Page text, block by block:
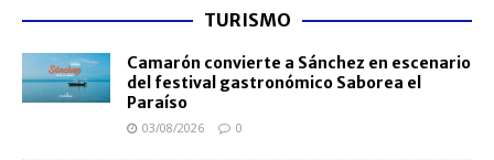
TURISMO
Camarón convierte a Sánchez en escenario
del festival gastronómico Saborea el
Paraíso
03/08/2026 0